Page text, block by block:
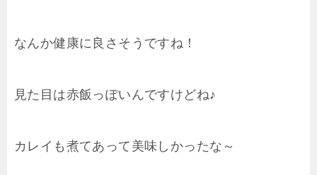
なんか健康に良さそうですね！
見た目は赤飯っぽいんですけどね♪
カレイも煮てあって美味しかったな～